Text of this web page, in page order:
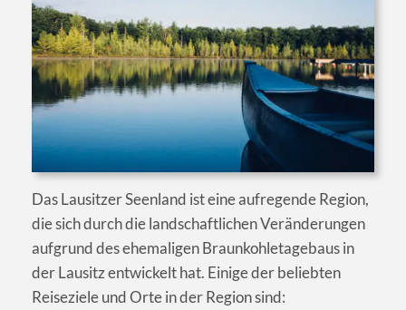
Das Lausitzer Seenland ist eine aufregende Region,
die sich durch die landschaftlichen Veränderungen
aufgrund des ehemaligen Braunkohletagebaus in
der Lausitz entwickelt hat. Einige der beliebten
Reiseziele und Orte in der Region sind: